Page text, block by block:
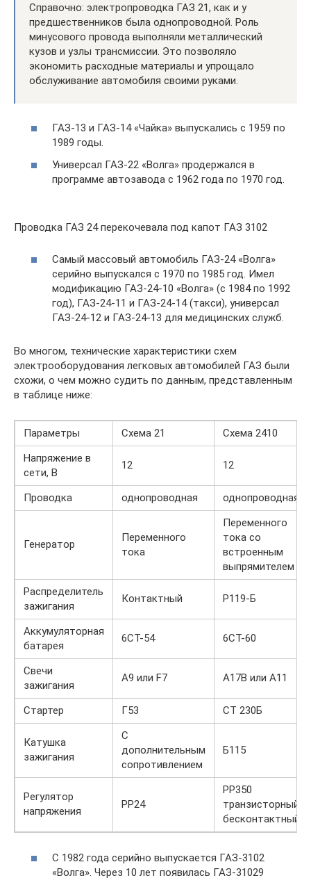
Справочно: электропроводка ГАЗ 21, как и у
предшественников была однопроводной. Роль
минусового провода выполняли металлический
кузов и узлы трансмиссии. Это позволяло
экономить расходные материалы и упрощало
обслуживание автомобиля своими руками.
ГАЗ-13 и ГАЗ-14 «Чайка» выпускались с 1959 по
1989 годы.
Универсал ГАЗ-22 «Волга» продержался в
программе автозавода с 1962 года по 1970 год.
Проводка ГАЗ 24 перекочевала под капот ГАЗ 3102
Самый массовый автомобиль ГАЗ-24 «Волга»
серийно выпускался с 1970 по 1985 год. Имел
модификацию ГАЗ-24-10 «Волга» (с 1984 по 1992
год), ГАЗ-24-11 и ГАЗ-24-14 (такси), универсал
ГАЗ-24-12 и ГАЗ-24-13 для медицинских служб.
Во многом, технические характеристики схем
электрооборудования легковых автомобилей ГАЗ были
схожи, о чем можно судить по данным, представленным
в таблице ниже:
Параметры Схема 21
Схема 2410
Напряжение в
сети, В
12 12
Проводка однопроводная однопроводная
Генератор
Переменного
тока
Переменного
тока со
встроенным
выпрямителем
Распределитель
зажигания
Контактный Р119-Б
Аккумуляторная
батарея
6СТ-54 6СТ-60
Свечи
зажигания
А9 или F7 А17В или А11
Стартер Г53 СТ 230Б
Катушка
зажигания
С
дополнительным
сопротивлением
Б115
Регулятор
напряжения
РР24
РР350
транзисторный
бесконтактный
С 1982 года серийно выпускается ГАЗ-3102
«Волга». Через 10 лет появилась ГАЗ-31029